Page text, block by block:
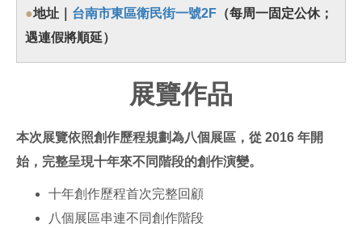
●地址｜ 台南市東區衛民街一號2F （每周一固定公休；
遇連假將順延）
展覽作品
本次展覽依照創作歷程規劃為八個展區，從 2016 年開
始，完整呈現十年來不同階段的創作演變。
十年創作歷程首次完整回顧
八個展區串連不同創作階段